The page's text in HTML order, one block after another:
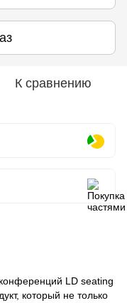
К сравнению
LD seating
который не только